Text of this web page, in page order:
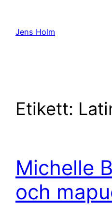
innehåll
Jens Holm
Etikett:
Michelle
och